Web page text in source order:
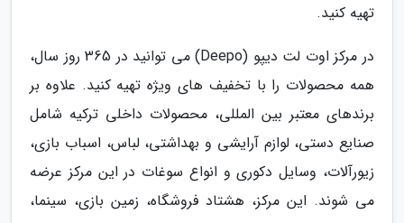
تهیه کنید.
در مرکز اوت لت دیپو (Deepo) می توانید در 365 روز سال،
همه محصولات را با تخفیف های ویژه تهیه کنید. علاوه بر
برندهای معتبر بین المللی، محصولات داخلی ترکیه شامل
صنایع دستی، لوازم آرایشی و بهداشتی، لباس، اسباب بازی،
زیورآلات، وسایل دکوری و انواع سوغات در این مرکز عرضه
می شوند. این مرکز، هشتاد فروشگاه، زمین بازی، سینما،